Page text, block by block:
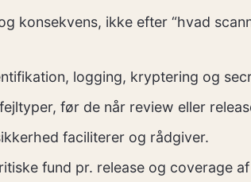
konsekvens, ikke efter “hvad
logging, kryptering og
før de når review eller
faciliterer og rådgiver.
fund pr. release og coverage af